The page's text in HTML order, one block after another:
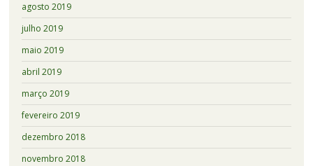
agosto 2019
julho 2019
maio 2019
abril 2019
março 2019
fevereiro 2019
dezembro 2018
novembro 2018